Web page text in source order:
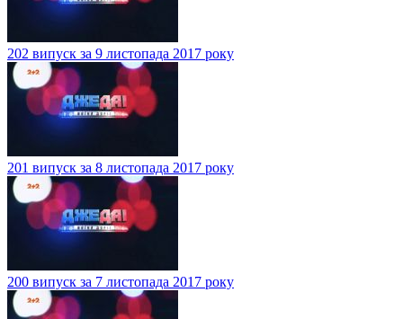
202 випуск за 9 листопада 2017 року
201 випуск за 8 листопада 2017 року
200 випуск за 7 листопада 2017 року